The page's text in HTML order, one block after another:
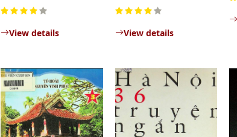
View details View details